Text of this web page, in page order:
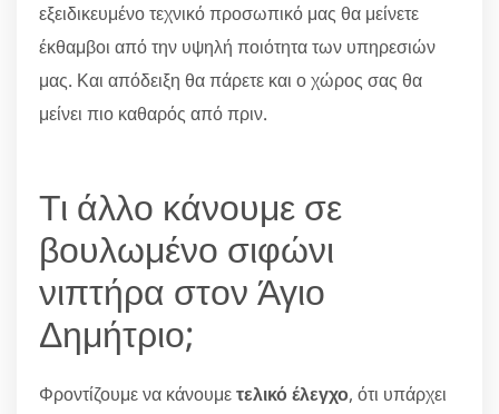
εξειδικευμένο τεχνικό προσωπικό μας θα μείνετε
έκθαμβοι από την υψηλή ποιότητα των υπηρεσιών
μας. Και απόδειξη θα πάρετε και ο χώρος σας θα
μείνει πιο καθαρός από πριν.
Τι άλλο κάνουμε σε
βουλωμένο σιφώνι
νιπτήρα στον Άγιο
Δημήτριο;
Φροντίζουμε να κάνουμετελικό έλεγχο, ότι υπάρχει